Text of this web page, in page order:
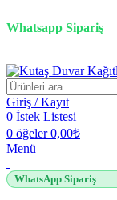
Whatsapp Sipariş
Giriş / Kayıt
0 İstek Listesi
0 öğeler 0,00₺
Menü
WhatsApp Sipariş